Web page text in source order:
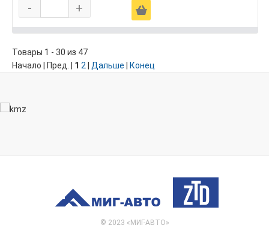
- + Ä
Товары 1 - 30 из 47
Начало | Пред. | 1 2 Дальше Конец
© 2023 «МИГ-АВТО»